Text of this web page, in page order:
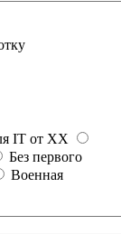
IT от XX
Без первого
Военная